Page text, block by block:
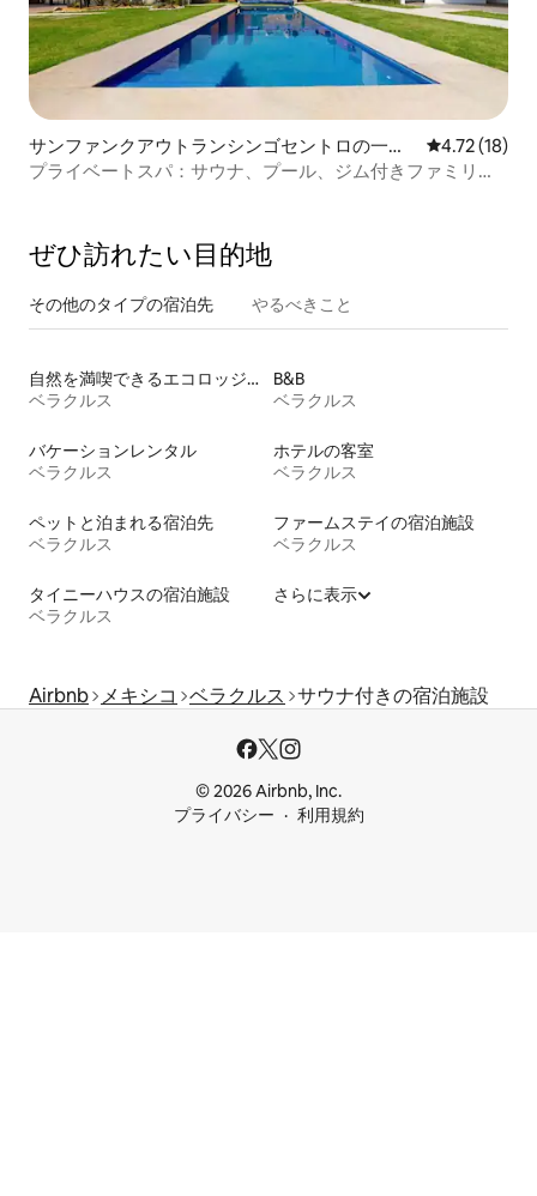
サンファンクアウトランシンゴセントロの一軒
家
レビュー18
4.72 (18)
プライベートスパ：サウナ、プール、ジム付きファミリー
ぜひ訪⁠れ⁠た⁠い目⁠的⁠地
その他のタ⁠イ⁠プ⁠の宿⁠泊⁠先 やるべきこと
自然を満喫できるエコロッジの宿泊施設
ベラクルス
B&B
ベラクルス
バケーションレンタル
ベラクルス
ホテルの客室
ベラクルス
ペットと泊まれる宿泊先
ベラクルス
ファームステイの宿泊施設
ベラクルス
タイニーハウスの宿泊施設
ベラクルス
さらに表示
Airbnb メキシコ ベラクルス サウナ付きの宿泊施設
© 2026 Airbnb, Inc.
プライバシー
利用規約